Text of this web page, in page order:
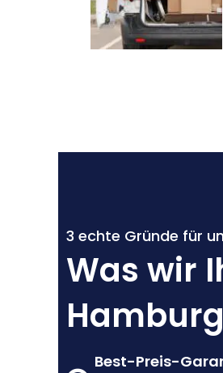
3 echte Gründe für
Was wir
Best-Preis-